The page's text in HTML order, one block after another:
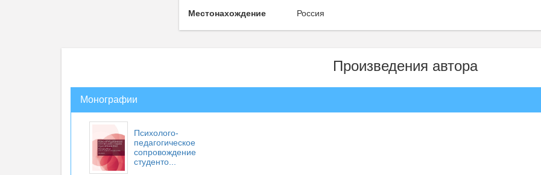
Местонахождение
Россия
Произведения автора
Монографии
Психолого-
педагогическое
сопровождение
студенто...